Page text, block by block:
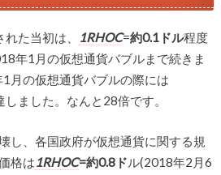
た当初は、 1RHOC=約0.1ドル程度
年1月の仮想通貨バブルまで続きま
月の仮想通貨バブルの際には
しました。なんと28倍です。
し、各国政府が仮想通貨に関する規
格は1RHOC=約0.8ドル(2018年2月6